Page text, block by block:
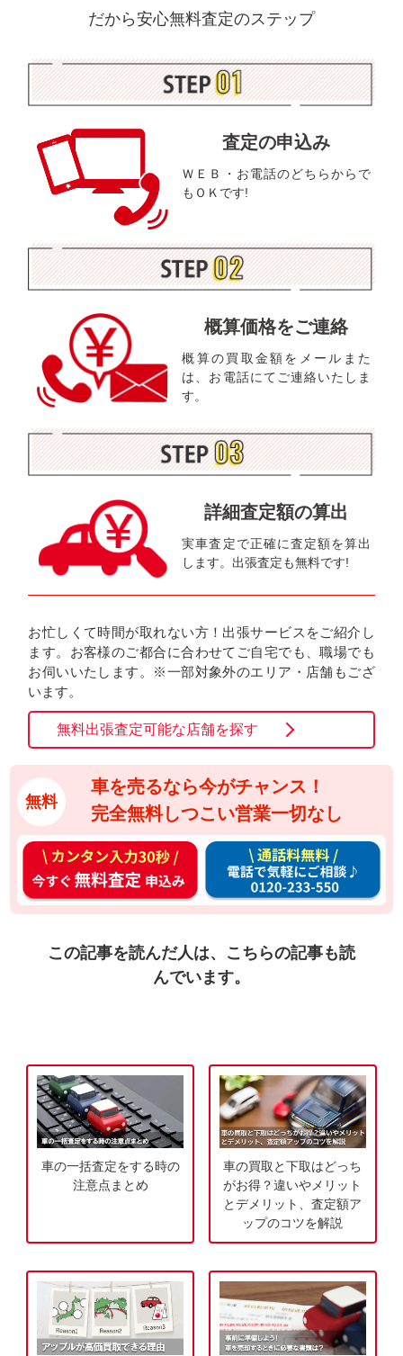
だから安心無料査定のステップ
査定の申込み
ＷＥＢ・お電話のどちらからで
もＯＫです!
概算価格をご連絡
概算の買取金額をメールまた
は、お電話にてご連絡いたしま
す。
詳細査定額の算出
実車査定で正確に査定額を算出
します。出張査定も無料です!
お忙しくて時間が取れない方！出張サービスをご紹介し
ます。お客様のご都合に合わせてご自宅でも、職場でも
お伺いいたします。※一部対象外のエリア・店舗もござ
います。
無料出張査定可能な店舗を探す
無料
車を売るなら今がチャンス！
完全無料しつこい営業一切なし
カ
ン
タ
今
込
み
通
料
料
お
気
この記事を読んだ人は、こちらの記事も読
んでいます。
車の一括査定をする時の
注意点まとめ
車の買取と下取はどっち
がお得？違いやメリット
とデメリット、査定額ア
ップのコツを解説